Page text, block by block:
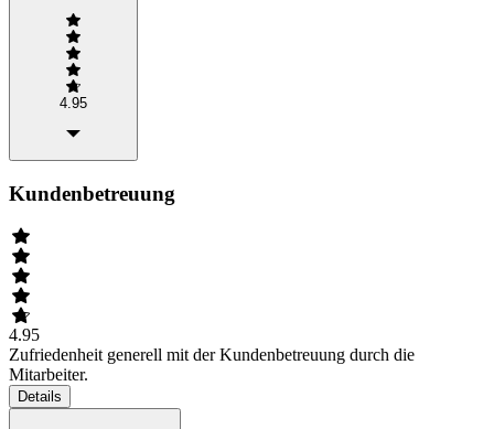
4.95
Kundenbetreuung
4.95
Zufriedenheit generell mit der Kundenbetreuung durch die
Mitarbeiter.
Details